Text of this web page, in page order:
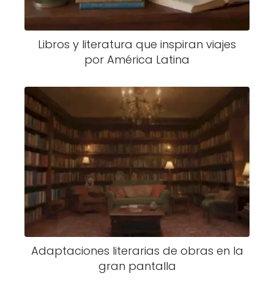
Libros y literatura que inspiran viajes
por América Latina
Adaptaciones literarias de obras en la
gran pantalla